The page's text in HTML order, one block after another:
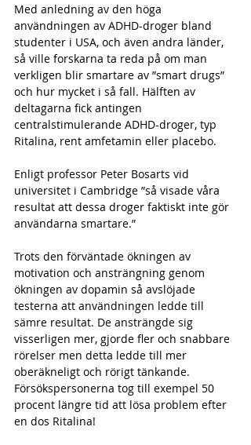
Med anledning av den höga
användningen av ADHD-droger bland
studenter i USA, och även andra länder,
så ville forskarna ta reda på om man
verkligen blir smartare av ”smart drugs”
och hur mycket i så fall. Hälften av
deltagarna fick antingen
centralstimulerande ADHD-droger, typ
Ritalina, rent amfetamin eller placebo.
Enligt professor Peter Bosarts vid
universitet i Cambridge ”så visade våra
resultat att dessa droger faktiskt inte gör
användarna smartare.”
Trots den förväntade ökningen av
motivation och ansträngning genom
ökningen av dopamin så avslöjade
testerna att användningen ledde till
sämre resultat. De ansträngde sig
visserligen mer, gjorde fler och snabbare
rörelser men detta ledde till mer
oberäkneligt och rörigt tänkande.
Försökspersonerna tog till exempel 50
procent längre tid att lösa problem efter
en dos Ritalina!